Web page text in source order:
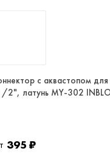
c аквастопом
2", латунь MY-302
395 ₽